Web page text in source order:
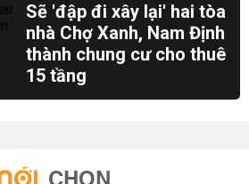
Sẽ 'đập đi xây lại' hai tòa
nhà Chợ Xanh, Nam Định
thành chung cư cho thuê
15 tầng